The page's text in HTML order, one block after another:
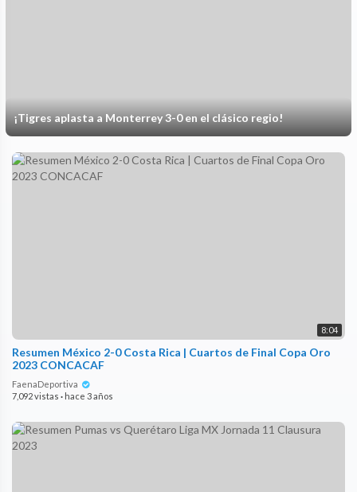
¡Tigres aplasta a Monterrey 3-0 en el clásico regio!
8:04
Resumen México 2-0 Costa Rica | Cuartos de Final Copa Oro
2023 CONCACAF
FaenaDeportiva
7,092 vistas · hace 3 años